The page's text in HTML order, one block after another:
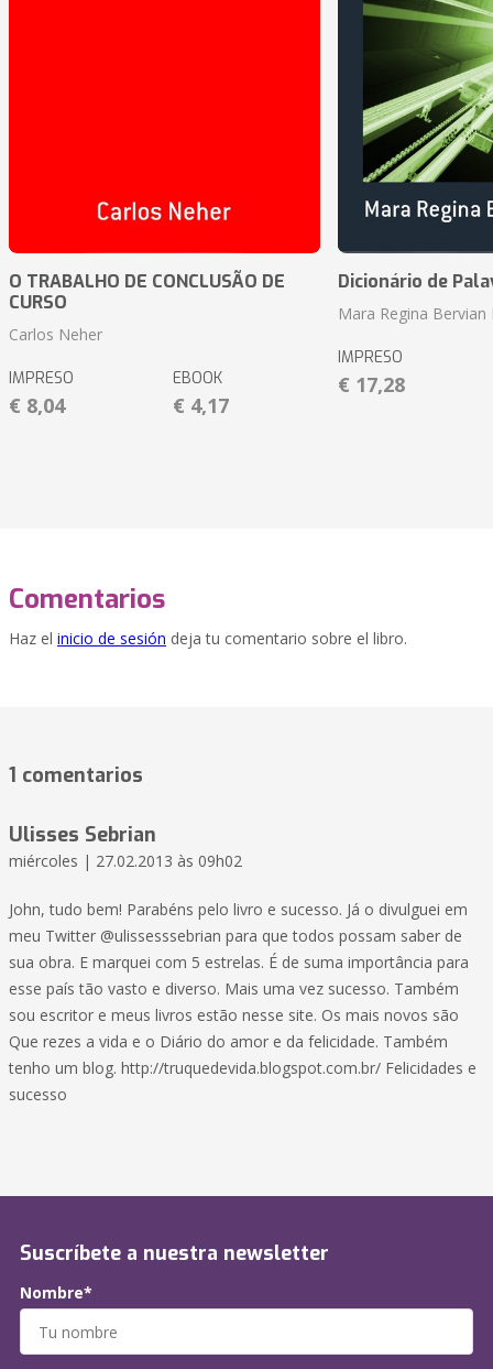
O TRABALHO DE CONCLUSÃO DE
CURSO
Carlos Neher
IMPRESO
€ 8,04
EBOOK
€ 4,17
Dicionário de
Mara Regina Bervian
IMPRESO
€ 17,28
Comentarios
Haz el inicio de sesión deja tu comentario sobre el libro.
1 comentarios
Ulisses Sebrian
miércoles | 27.02.2013 às 09h02
John, tudo bem! Parabéns pelo livro e sucesso. Já o divulguei em
meu Twitter @ulissesssebrian para que todos possam saber de
sua obra. E marquei com 5 estrelas. É de suma importância para
esse país tão vasto e diverso. Mais uma vez sucesso. Também
sou escritor e meus livros estão nesse site. Os mais novos são
Que rezes a vida e o Diário do amor e da felicidade. Também
tenho um blog. http://truquedevida.blogspot.com.br/ Felicidades e
sucesso
Suscríbete a nuestra newsletter
Nombre*